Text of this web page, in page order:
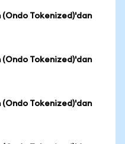
Tokenized)'dan
Tokenized)'dan
Tokenized)'dan